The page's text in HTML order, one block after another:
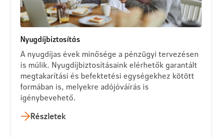
Nyugdíjbiztosítás
A nyugdíjas évek minősége a pénzügyi tervezésen
is múlik. Nyugdíjbiztosításaink elérhetők garantált
megtakarítási és befektetési egységekhez kötött
formában is, melyekre adójóváírás is
igénybevehető.
Részletek